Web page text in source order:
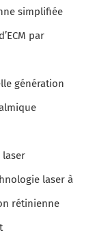
simplifiée
par
génération
laser
laser à
rétinienne